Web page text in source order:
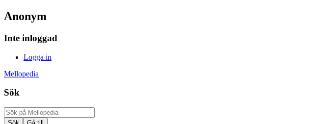
Anonym
Inte inloggad
Logga in
Mellopedia
Sök